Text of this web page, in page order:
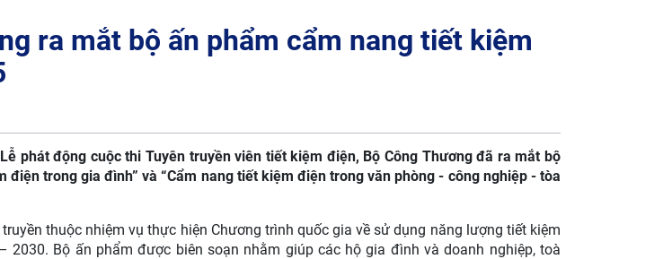
ra mắt bộ ấn phẩm cẩm nang tiết kiệm
phát động cuộc thi Tuyên truyền viên tiết kiệm điện, Bộ Công Thương đã ra mắt bộ
điện trong gia đình” và “Cẩm nang tiết kiệm điện trong văn phòng - công nghiệp - tòa
thuộc nhiệm vụ thực hiện Chương trình quốc gia về sử dụng năng lượng tiết kiệm
2030. Bộ ấn phẩm được biên soạn nhằm giúp các hộ gia đình và doanh nghiệp, toà